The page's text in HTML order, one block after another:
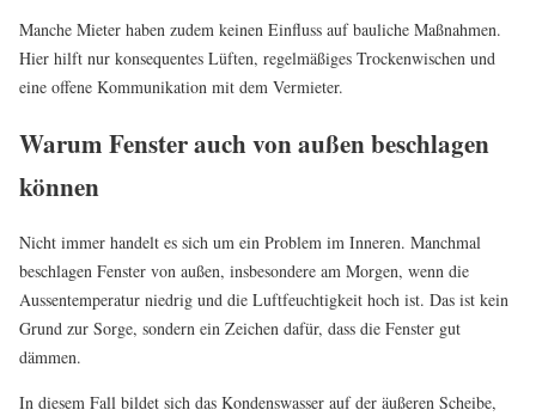
Manche Mieter haben zudem keinen Einfluss auf bauliche Maßnahmen.
Hier hilft nur konsequentes Lüften, regelmäßiges Trockenwischen und
eine offene Kommunikation mit dem Vermieter.
Warum Fenster auch von außen beschlagen
können
Nicht immer handelt es sich um ein Problem im Inneren. Manchmal
beschlagen Fenster von außen, insbesondere am Morgen, wenn die
Aussentemperatur niedrig und die Luftfeuchtigkeit hoch ist. Das ist kein
Grund zur Sorge, sondern ein Zeichen dafür, dass die Fenster gut
dämmen.
In diesem Fall bildet sich das Kondenswasser auf der äußeren Scheibe,